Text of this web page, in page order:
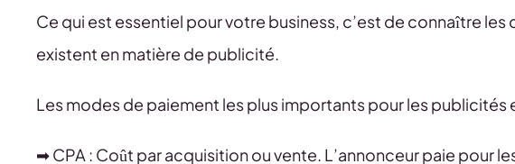
Ce qui est essentiel pour votre business, c’est de connaître
existent en matière de publicité.
Les modes de paiement les plus importants pour les publicités
➡ CPA : Coût par acquisition ou vente. L’annonceur paie pour